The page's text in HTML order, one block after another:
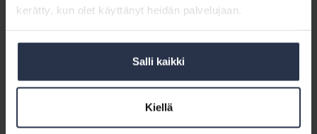
kerätty, kun olet käyttänyt heidän palvelujaan.
Salli kaikki
Kiellä
Lue lisää kaukolämmön kansallisen strategian työpajoista
17.3. Kuopio